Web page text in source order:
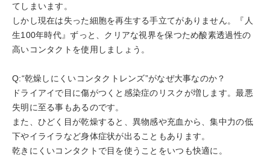
てしまいます。
しかし現在は失った細胞を再生する手立てがありません。『人
生100年時代』ずっと、クリアな視界を保つため酸素透過性の
高いコンタクトを使用しましょう。
Q:“乾燥しにくいコンタクトレンズ”がなぜ大事なのか？
ドライアイで目に傷がつくと感染症のリスクが増します。最悪
失明に至る事もあるのです。
また、ひどく目が乾燥すると、異物感や充血から、集中力の低
下やイライラなど身体症状が出ることもあります。
乾きにくいコンタクトで目を使うことをいつも快適に。